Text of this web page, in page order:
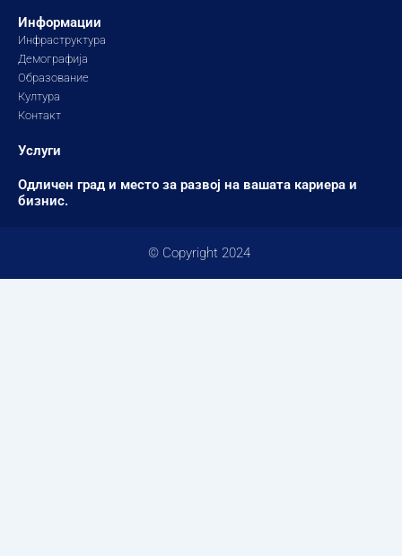
Информации
Инфраструктура
Демографија
Образование
Култура
Контакт
Услуги
Одличен град и место за развој на вашата кариера и
бизнис.
© Copyright 2024